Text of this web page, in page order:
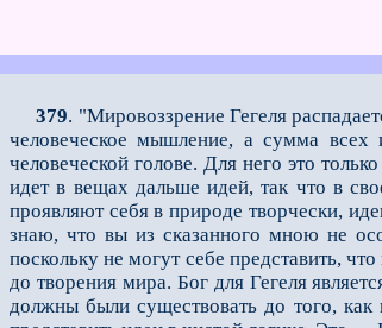
379. "Мировоззрение Гегеля
человеческое мышление, а сумма
человеческой голове. Для него это
идет в вещах дальше идей, так что в
проявляют себя в природе творчески,
знаю, что вы из сказанного мною не
поскольку не могут себе представить,
до творения мира. Бог для Гегеля
должны были существовать до того, как